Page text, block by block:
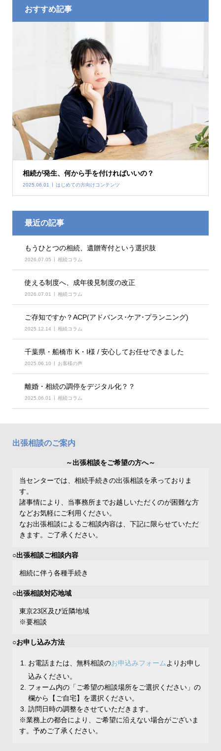
おすすめ記事
相続が発生、何から手を付ければいいの？
2025.06.01 はじめての方向けコンテンツ
最近の記事
もうひとつの相続、遺贈寄付という選択肢
2026.07.05 相続コラム
使える制度へ、成年後見制度の改正
2026.07.01 相続コラム
ご存知ですか？ACP(アドバンス･ケア･プランニング)
2025.12.14 相続コラム
千葉県・船橋市 K・I様 / 安心してお任せできました
2025.06.10 お客様の声
離婚・相続の調停をデジタル化？？
2025.06.01 相続コラム
出張相談のご案内
～出張相談をご希望の方へ～
当センターでは、相続手続きの出張相談を承っておりま
す。
諸事情により、当事務所までお越しいただくのが困難な方
などお気軽にご利用ください。
なお出張相談によるご相談内容は、下記に限らせていただ
きます。ご了承ください。
○出張相談ご相談内容
相続に伴う各種手続き
○出張相談対応地域
東京23区及び近隣地域
※要相談
○お申し込み方法
お電話または、無料相談のお申込みフォーム よりお申し
込みください。
フォーム内の「ご希望の相談場所をご選択ください」の
欄から【ご自宅】を選択ください。
訪問日時の調整をさせていただきます。
※業務上の都合により、ご希望に沿えない場合がございま
す。予めご了承ください。